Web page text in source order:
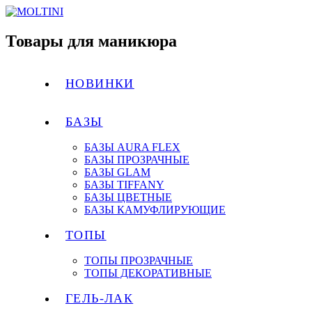
Товары для маникюра
НОВИНКИ
БАЗЫ
БАЗЫ AURA FLEX
БАЗЫ ПРОЗРАЧНЫЕ
БАЗЫ GLAM
БАЗЫ TIFFANY
БАЗЫ ЦВЕТНЫЕ
БАЗЫ КАМУФЛИРУЮЩИЕ
ТОПЫ
ТОПЫ ПРОЗРАЧНЫЕ
ТОПЫ ДЕКОРАТИВНЫЕ
ГЕЛЬ-ЛАК